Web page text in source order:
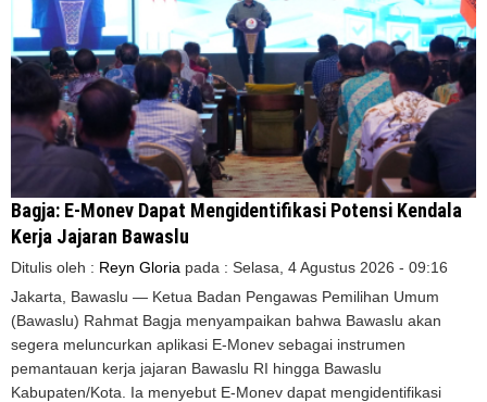
Bagja: E-Monev Dapat Mengidentifikasi Potensi Kendala
Kerja Jajaran Bawaslu
Ditulis oleh : Reyn Gloria pada : Selasa, 4 Agustus 2026 - 09:16
Jakarta, Bawaslu — Ketua Badan Pengawas Pemilihan Umum
(Bawaslu) Rahmat Bagja menyampaikan bahwa Bawaslu akan
segera meluncurkan aplikasi E-Monev sebagai instrumen
pemantauan kerja jajaran Bawaslu RI hingga Bawaslu
Kabupaten/Kota. Ia menyebut E-Monev dapat mengidentifikasi